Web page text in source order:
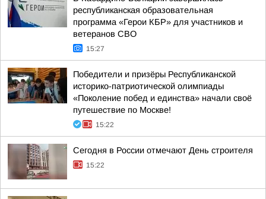
республиканская образовательная
программа «Герои КБР» для участников и
ветеранов СВО
15:27
Победители и призёры Республиканской
историко-патриотической олимпиады
«Поколение побед и единства» начали своё
путешествие по Москве!
15:22
Сегодня в России отмечают День строителя
15:22